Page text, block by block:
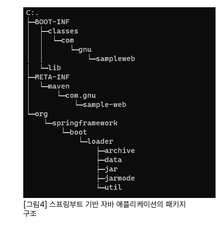
[그림4] 스프링부트 기반 자바 애플리케이션의 패키지
구조